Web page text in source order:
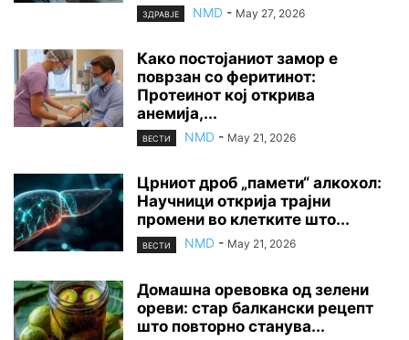
ЗДРАВЈЕ NMD - May 27, 2026
Како постојаниот замор е
поврзан со феритинот:
Протеинот кој открива
анемија,...
ВЕСТИ NMD - May 21, 2026
Црниот дроб „памети“ алкохол:
Научници открија трајни
промени во клетките што...
ВЕСТИ NMD - May 21, 2026
Домашна оревовка од зелени
ореви: стар балкански рецепт
што повторно станува...